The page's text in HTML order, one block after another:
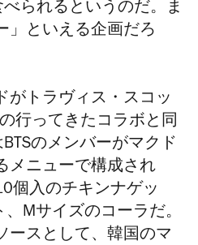
べられるというのだ。ま
」といえる企画だろ
が トラヴィス・スコッ
行ってきたコラボと同
のメンバーがマクド
メニューで構成され
個入のチキンナゲッ
Mサイズのコーラだ。
ースとして、韓国のマ